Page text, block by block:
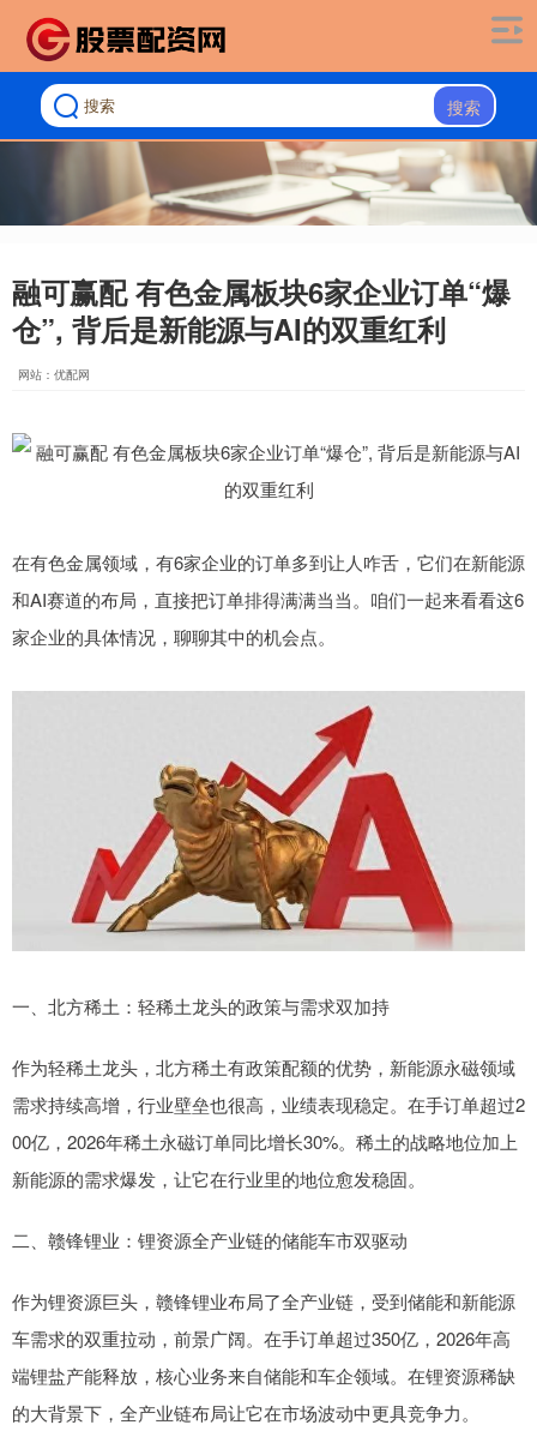
搜索
融可赢配 有色金属板块6家企业订单“爆
仓”, 背后是新能源与AI的双重红利
网站：优配网
在有色金属领域，有6家企业的订单多到让人咋舌，它们在新能源
和AI赛道的布局，直接把订单排得满满当当。咱们一起来看看这6
家企业的具体情况，聊聊其中的机会点。
一、北方稀土：轻稀土龙头的政策与需求双加持
作为轻稀土龙头，北方稀土有政策配额的优势，新能源永磁领域
需求持续高增，行业壁垒也很高，业绩表现稳定。在手订单超过2
00亿，2026年稀土永磁订单同比增长30%。稀土的战略地位加上
新能源的需求爆发，让它在行业里的地位愈发稳固。
二、赣锋锂业：锂资源全产业链的储能车市双驱动
作为锂资源巨头，赣锋锂业布局了全产业链，受到储能和新能源
车需求的双重拉动，前景广阔。在手订单超过350亿，2026年高
端锂盐产能释放，核心业务来自储能和车企领域。在锂资源稀缺
的大背景下，全产业链布局让它在市场波动中更具竞争力。